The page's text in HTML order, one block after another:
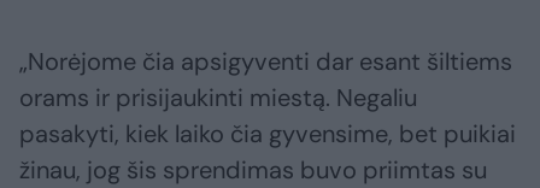
„Norėjome čia apsigyventi dar esant šiltiems
orams ir prisijaukinti miestą. Negaliu
pasakyti, kiek laiko čia gyvensime, bet puikiai
žinau, jog šis sprendimas buvo priimtas su